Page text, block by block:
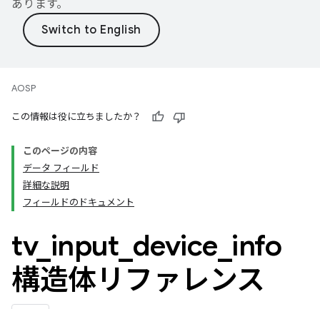
あります。
AOSP
この情報は役に立ちましたか？
このページの内容
データ フィールド
詳細な説明
フィールドのドキュメント
tv_ input device info
構造体リファレンス